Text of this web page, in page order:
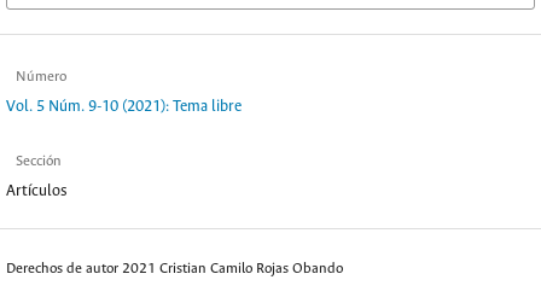
Número
Vol. 5 Núm. 9-10 (2021): Tema libre
Sección
Artículos
Derechos de autor 2021 Cristian Camilo Rojas Obando